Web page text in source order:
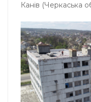
Канів (Черкаська